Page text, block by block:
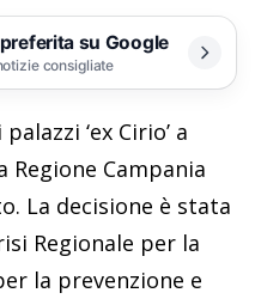
su Google
consigliate
‘ex Cirio’ a
Regione Campania
La decisione è stata
Regionale per la
la prevenzione e